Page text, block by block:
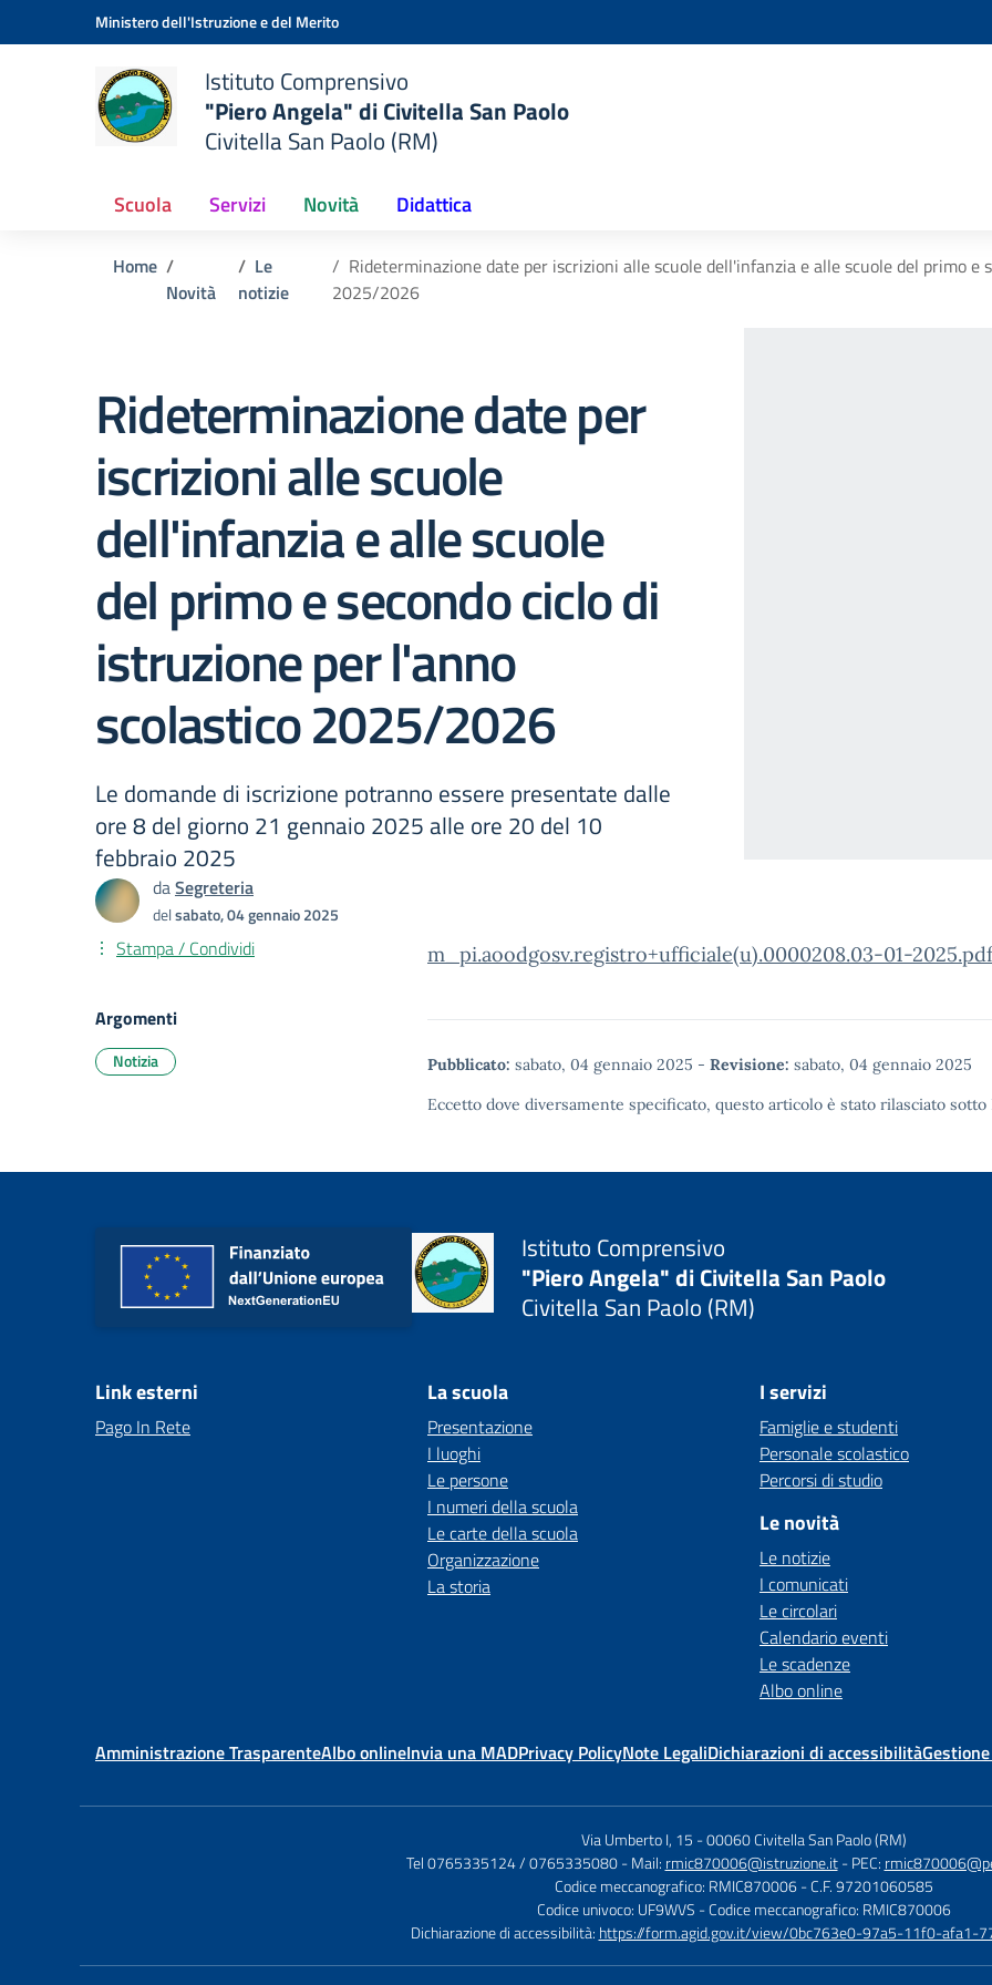
Vai ai contenuti
Vai al menu di navigazioneMinistero dell'Istruzione e del Merito
Istituto Comprensivo
"Piero Angela" di Civitella San Paolo
Civitella San Paolo (RM)
Scuola Servizi Novità Didattica
Home
Novità
Le
notizie
Rideterminazione date per iscrizioni alle scuole dell'infanzia e alle scuole del primo e
2025/2026
Rideterminazione date per
iscrizioni alle scuole
dell'infanzia e alle scuole
del primo e secondo ciclo di
istruzione per l'anno
scolastico 2025/2026
Le domande di iscrizione potranno essere presentate dalle
ore 8 del giorno 21 gennaio 2025 alle ore 20 del 10
febbraio 2025
daSegreteria
delsabato, 04 gennaio 2025
m_pi.aoodgosv.registro+ufficiale(u).0000208.03-01-2025.pdf
Pubblicato: sabato, 04 gennaio 2025 - Revisione: sabato, 04 gennaio 2025
Eccetto dove diversamente specificato, questo articolo è stato rilasciato sotto
Stampa / Condividi
Argomenti
Notizia
Istituto Comprensivo
"Piero Angela" di Civitella San Paolo
Civitella San Paolo (RM)
Link esterni
Pago In Rete
La scuola
Presentazione
I luoghi
Le persone
I numeri della scuola
Le carte della scuola
Organizzazione
La storia
I servizi
Famiglie e studenti
Personale scolastico
Percorsi di studio
Le novità
Le notizie
I comunicati
Le circolari
Calendario eventi
Le scadenze
Albo online
Amministrazione TrasparenteAlbo onlineInvia una MADPrivacy PolicyNote LegaliDichiarazioni di accessibilità
Via Umberto I, 15 -00060 Civitella San Paolo (RM)
Tel 0765335124 / 0765335080 - Mail: rmic870006@istruzione.it - PEC:
Codice meccanografico: RMIC870006- C.F. 97201060585
Codice univoco: UF9WVS - Codice meccanografico: RMIC870006
Dichiarazione di accessibilità: https://form.agid.gov.it/view/0bc763e0-97a5-11f0-afa1-